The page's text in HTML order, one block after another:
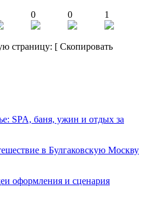
0 0 1
страницу: [ Скопировать
SPA, баня, ужин и отдых за
в Булгаковскую Москву
оформления и сценария